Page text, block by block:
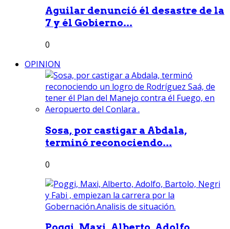
Aguilar denunció él desastre de la
7 y él Gobierno...
0
OPINION
Sosa, por castigar a Abdala,
terminó reconociendo...
0